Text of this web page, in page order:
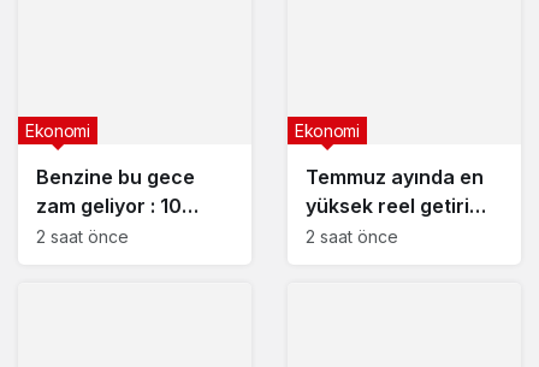
Benzine bu gece
zam geliyor : 10
Ağustos 2026
Ekonomi
2 saat önce
Temmuz ayında en
yüksek reel getiri
mevduatta
Ekonomi
2 saat önce